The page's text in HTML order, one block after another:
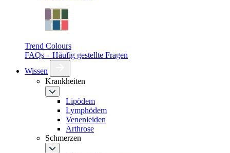
Trend Colours
FAQs – Häufig gestellte Fragen
Wissen
Krankheiten
Lipödem
Lymphödem
Venenleiden
Arthrose
Schmerzen